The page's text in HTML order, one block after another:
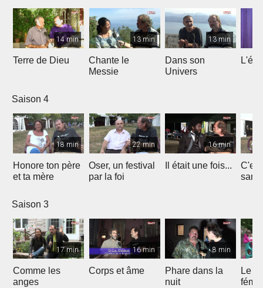
14 min
Terre de Dieu
13 min
Chante le
Messie
13 min
Dans son
Univers
Saison 4
18 min
Honore ton père
et ta mère
22 min
Oser, un festival
par la foi
16 min
Il était une fois...
Saison 3
17 min
Comme les
anges
16 min
Corps et âme
8 min
Phare dans la
nuit
Le